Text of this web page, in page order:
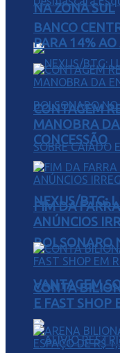
NA ZONA SUL
NEXUS/BTG:
BOLSONARO
VANTAGEM
BANCO
PARA 14% AO
CONTAGEM
MANOBRA DA
CONCESSÃO
FIM DA
ANÚNCIOS
CONTA
E FAST SHOP